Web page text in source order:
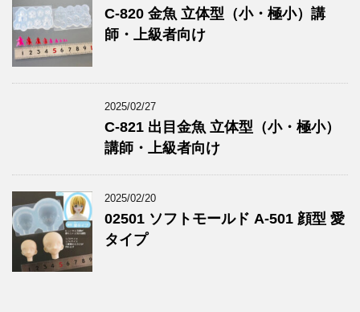
C-820 金魚 立体型（小・極小）講
師・上級者向け
2025/02/27
C-821 出目金魚 立体型（小・極小）
講師・上級者向け
2025/02/20
02501 ソフトモールド A-501 顔型 愛
タイプ